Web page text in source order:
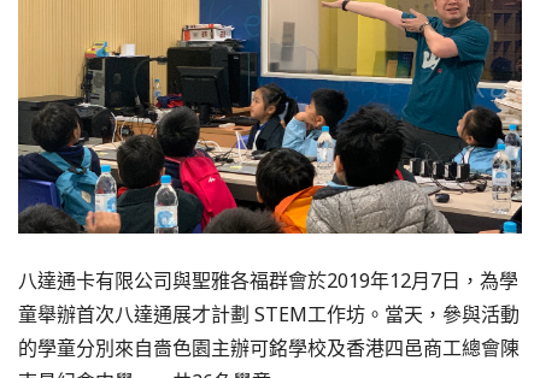
八達通卡有限公司與聖雅各福群會於2019年12月7日，為學
童舉辦首次八達通展才計劃 STEM工作坊。當天，參與活動
的學童分別來自嗇色園主辦可銘學校及香港四邑商工總會陳